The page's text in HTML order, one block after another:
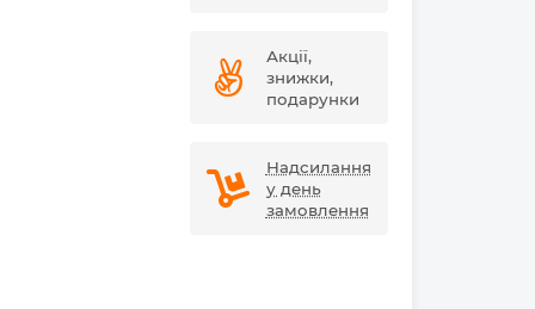
Акції,
знижки,
подарунки
Надсилання
у день
замовлення